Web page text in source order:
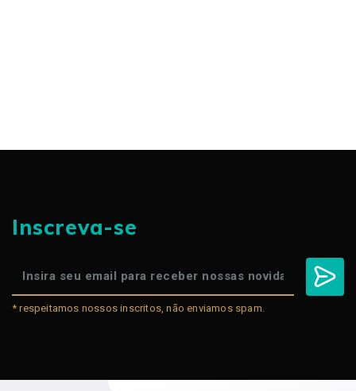
Inscreva-se
* respeitamos nossos inscritos, não enviamos spam.